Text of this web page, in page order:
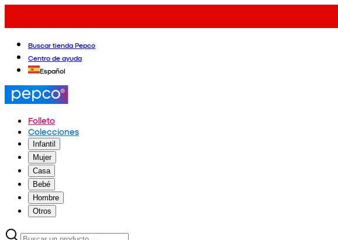
Buscar tienda Pepco
Centro de ayuda
Español
Folleto
Colecciones
Infantil
Mujer
Casa
Bebé
Hombre
Otros